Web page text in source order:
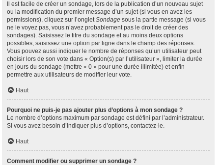
Il est facile de créer un sondage, lors de la publication d’un nouveau sujet
ou la modification du premier message d’un sujet (si vous en avez les
permissions), cliquez sur l’ongletSondage sous la partie message (si vous
ne le voyez pas, vous n’avez probablement pas le droit de créer des
sondages). Saisissez le titre du sondage et au moins deux options
possibles, saisissez une option par ligne dans le champ des réponses.
Vous pouvez aussi indiquer le nombre de réponses qu’un utilisateur peut
choisir lors de son vote dans « Option(s) par l’utilisateur », limiter la durée
en jours du sondage (mettre « 0 » pour une durée illimitée) et enfin
permettre aux utilisateurs de modifier leur vote.
Haut
Pourquoi ne puis-je pas ajouter plus d’options à mon sondage ?
Le nombre d’options maximum par sondage est défini par l’administrateur.
Si vous avez besoin d’indiquer plus d’options, contactez-le.
Haut
Comment modifier ou supprimer un sondage ?